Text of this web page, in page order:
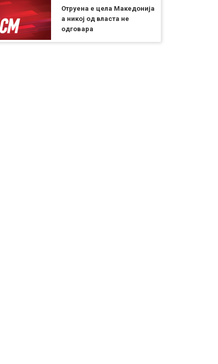
Отруена е цела Македонија
а никој од власта не
одговара